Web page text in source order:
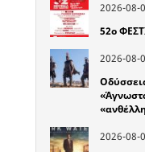
2026-08-
52o
2026-08-
2026-08-